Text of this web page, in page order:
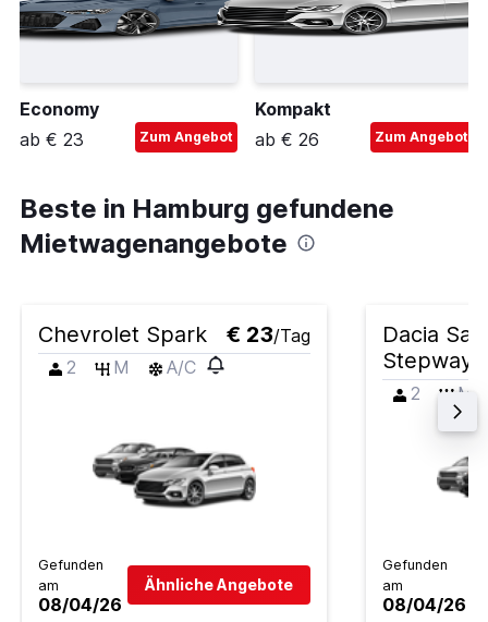
Economy
ab € 23
Zum Angebot
Kompakt
ab € 26
Zum Angebot
Beste in Hamburg gefundene
Mietwagenangebote
Chevrolet Spark € 23/Tag
2
M A/C
Gefunden
am
08/04/26
Ähnliche Angebote
Dacia
Stepway
2 M
Gefunden
am
08/04/26